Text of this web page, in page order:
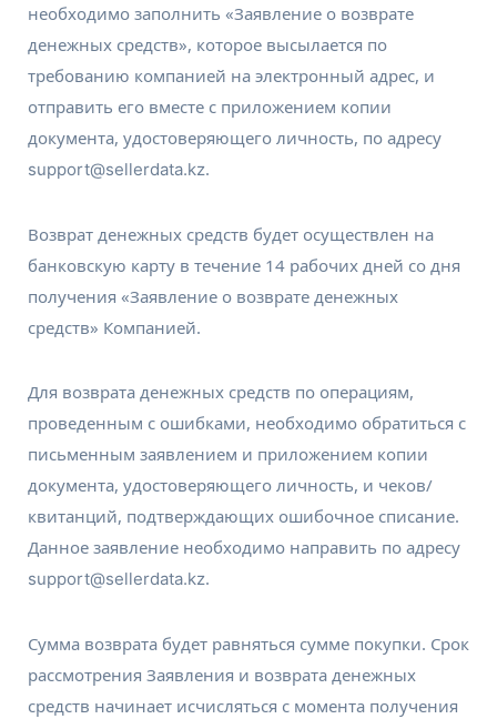
необходимо заполнить «Заявление о возврате
денежных средств», которое высылается по
требованию компанией на электронный адрес, и
отправить его вместе с приложением копии
документа, удостоверяющего личность, по адресу
support@sellerdata.kz.
Возврат денежных средств будет осуществлен на
банковскую карту в течение 14 рабочих дней со дня
получения «Заявление о возврате денежных
средств» Компанией.
Для возврата денежных средств по операциям,
проведенным с ошибками, необходимо обратиться с
письменным заявлением и приложением копии
документа, удостоверяющего личность, и чеков/
квитанций, подтверждающих ошибочное списание.
Данное заявление необходимо направить по адресу
support@sellerdata.kz.
Сумма возврата будет равняться сумме покупки. Срок
рассмотрения Заявления и возврата денежных
средств начинает исчисляться с момента получения